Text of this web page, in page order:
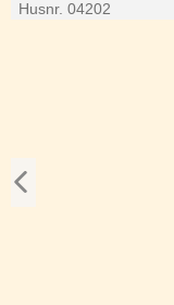
Husnr. 04202